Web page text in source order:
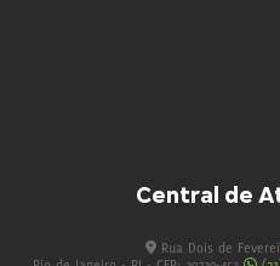
Central de
Rua Dois de